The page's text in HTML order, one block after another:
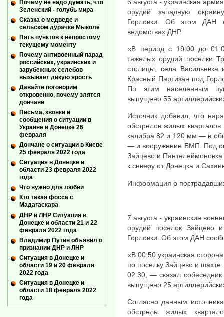
6 августа - украинская
орудий западную
Горловки. Об этом ДАН
ведомствах ДНР.
«В период с 19:00 до
тяжелых орудий поселки
столицы, села Васильевка
Красный Партизан под
По этим населенным
выпущено 55
Источник добавил, что
обстрелов жилых
калибра 82 и 120 мм — в
— и вооружение БМП. Под
Зайцево и
к северу от Донецка и
Информация о
7 августа - украинские
орудий поселок Зайцево
Горловки. Об этом ДАН
«В 00:50 украинская
по поселку Зайцево и шахте
02:30, — сказал
выпущено 25
Согласно данным
обстрелы жилых
Почему не надо думать, что
Зеленский - голубь мира
Сказка о медведе и
сельском дурачке Мыколе
Пять пунктов к непростому
текущему моменту
Почему антивоенный парад
российских, украинских и
зарубежных селебов
вызывает дикую ярость
Давайте поговорим
откровенно, почему злятся
дончане
Письма, звонки и
сообщения о ситуации в
Украине и Донецке 26
февраля
Дончане о ситуации в Киеве
25 февраля 2022 года
Ситуация в Донецке и
области 23 февраля 2022
года
Что нужно для любви
Кто такая фосса с
Мадагаскара
ДНР и ЛНР Ситуация в
Донецке и области 21 и 22
февраля 2022 года
Владимир Путин объявил о
признании ДНР и ЛНР
Ситуация в Донецке и
области 19 и 20 февраля
2022 года
Ситуация в Донецке и
области 18 февраля 2022
года